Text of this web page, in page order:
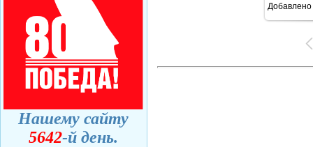
Нашему сайту
5642-й день.
Добавлено